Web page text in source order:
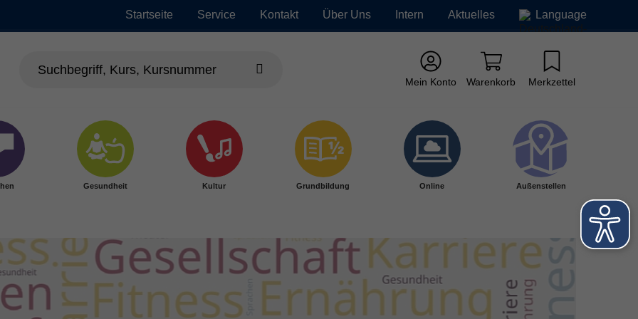
Startseite Service Kontakt Über Uns Intern Aktuelles Language
Mein Konto Warenkorb Merkzettel
Gesundheit Kultur Grundbildung Online Außenstellen